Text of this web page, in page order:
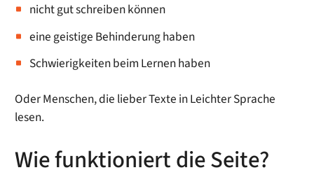
nicht gut schreiben können
eine geistige Behinderung haben
Schwierigkeiten beim Lernen haben
Oder Menschen, die lieber Texte in Leichter Sprache
lesen.
Wie funktioniert die Seite?